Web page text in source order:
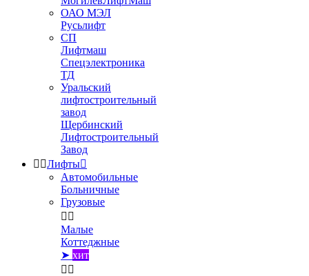
ОАО МЭЛ
Русьлифт
СП
Лифтмаш
Спецэлектроника
ТД
Уральский
лифтостроительный
завод
Щербинский
Лифтостроительный
Завод
 Лифты
Автомобильные
Больничные
Грузовые
 
Малые
Коттеджные
➤ хит
 